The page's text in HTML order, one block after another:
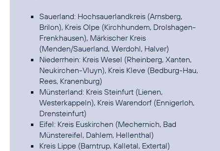
Sauerland: Hochsauerlandkreis (Arnsberg,
Brilon), Kreis Olpe (Kirchhundem, Drolshagen-
Frenkhausen), Märkischer Kreis
(Menden/Sauerland, Werdohl, Halver)
Niederrhein: Kreis Wesel (Rheinberg, Xanten,
Neukirchen-Vluyn), Kreis Kleve (Bedburg-Hau,
Rees, Kranenburg)
Münsterland: Kreis Steinfurt (Lienen,
Westerkappeln), Kreis Warendorf (Ennigerloh,
Drensteinfurt)
Eifel: Kreis Euskirchen (Mechernich, Bad
Münstereifel, Dahlem, Hellenthal)
Kreis Lippe (Barntrup, Kalletal, Extertal)